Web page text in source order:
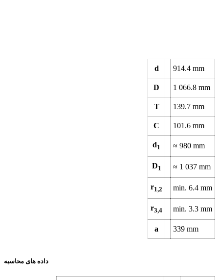
d 914.4 mm
D 1 066.8 mm
T 139.7 mm
C 101.6 mm
d1 ≈ 980 mm
D1 ≈ 1 037 mm
r1,2 min. 6.4 mm
r3,4 min. 3.3 mm
a 339 mm
داده های محاسبه